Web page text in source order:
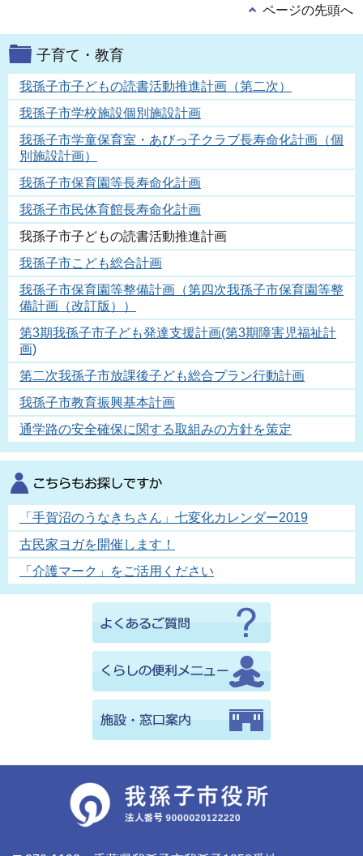
ページの先頭へ
子育て・教育
我孫子市子どもの読書活動推進計画（第二次）
我孫子市学校施設個別施設計画
我孫子市学童保育室・あびっ子クラブ長寿命化計画（個
別施設計画）
我孫子市保育園等長寿命化計画
我孫子市民体育館長寿命化計画
我孫子市子どもの読書活動推進計画
我孫子市こども総合計画
我孫子市保育園等整備計画（第四次我孫子市保育園等整
備計画（改訂版））
第3期我孫子市子ども発達支援計画(第3期障害児福祉計
画)
第二次我孫子市放課後子ども総合プラン行動計画
我孫子市教育振興基本計画
通学路の安全確保に関する取組みの方針を策定
「手賀沼のうなきちさん」七変化カレンダー2019
古民家ヨガを開催します！
「介護マーク」をご活用ください